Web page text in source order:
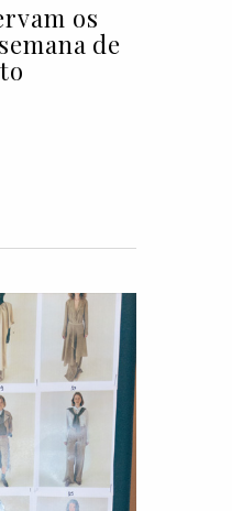
os
de